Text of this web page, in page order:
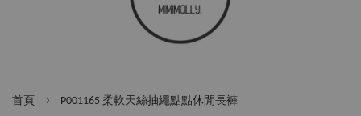
首頁 › P001165 柔軟天絲抽繩點點休閒長褲